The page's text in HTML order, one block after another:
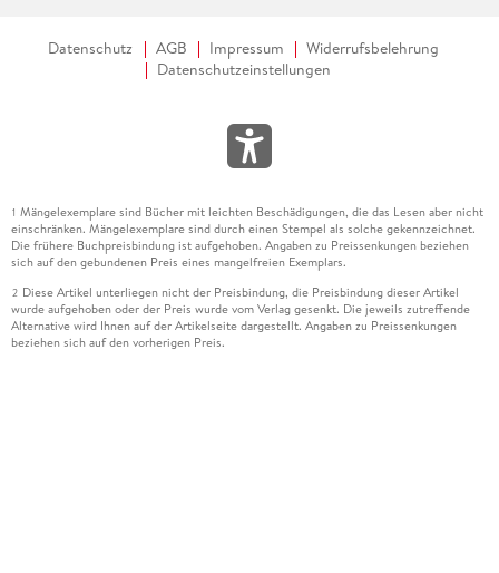
Datenschutz AGB Impressum
Widerrufsbelehrung
Datenschutzeinstellungen
1 Mängelexemplare sind Bücher mit leichten Beschädigungen, die das Lesen aber nicht
einschränken. Mängelexemplare sind durch einen Stempel als solche gekennzeichnet.
Die frühere Buchpreisbindung ist aufgehoben. Angaben zu Preissenkungen beziehen
sich auf den gebundenen Preis eines mangelfreien Exemplars.
2 Diese Artikel unterliegen nicht der Preisbindung, die Preisbindung dieser Artikel
wurde aufgehoben oder der Preis wurde vom Verlag gesenkt. Die jeweils zutreffende
Alternative wird Ihnen auf der Artikelseite dargestellt. Angaben zu Preissenkungen
beziehen sich auf den vorherigen Preis.